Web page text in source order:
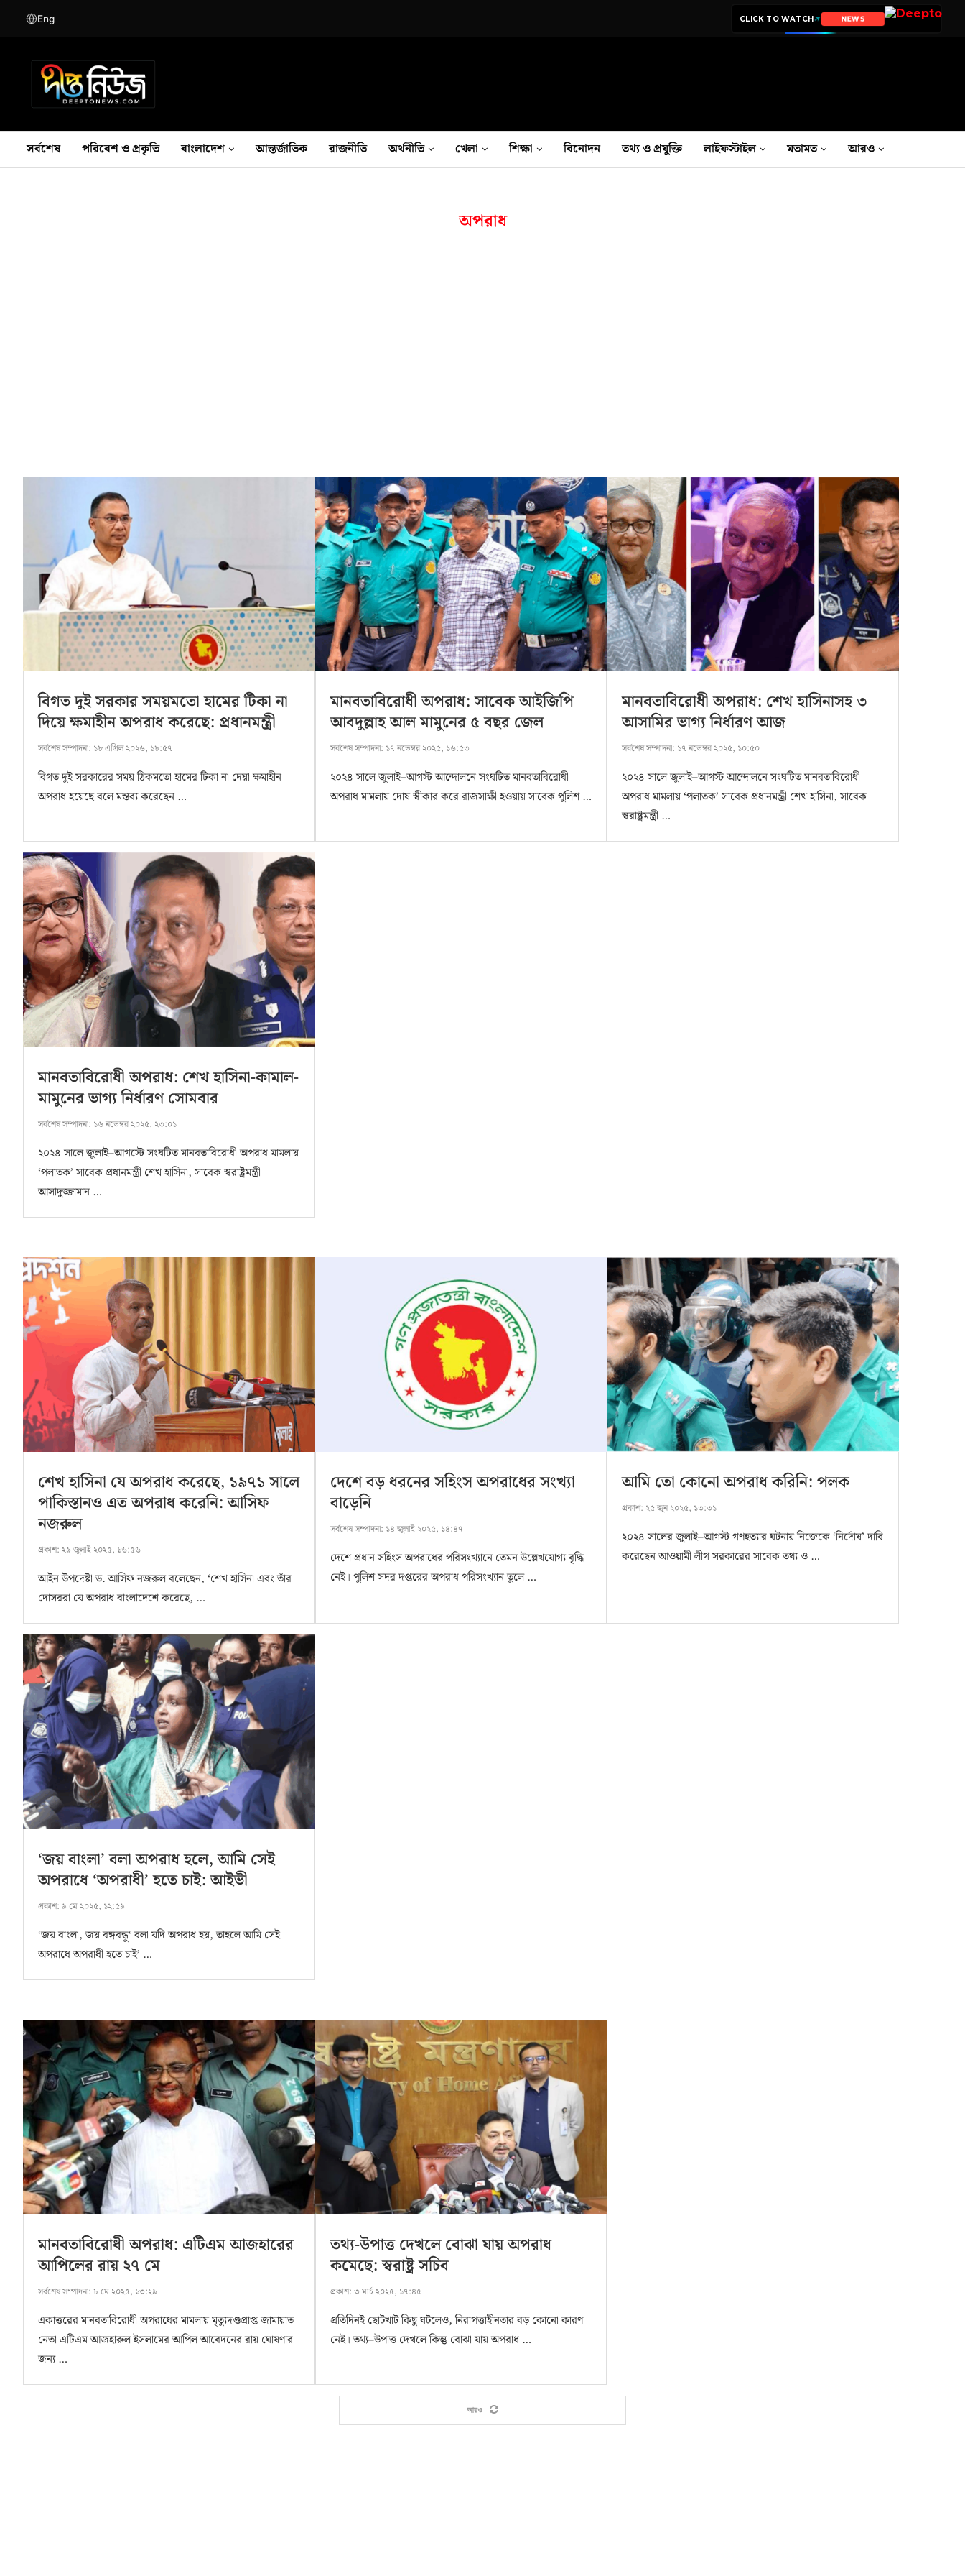
Eng CLICK TO WATCH FILMS
NEWS
সর্বশেষ পরিবেশ ও প্রকৃতি বাংলাদেশ আন্তর্জাতিক রাজনীতি অর্থনীতি খেলা শিক্ষা বিনোদন তথ‍্য ও প্রযুক্তি লাইফস্টাইল মতামত আরও
অপরাধ
বিগত দুই সরকার সময়মতো হামের টিকা না
দিয়ে ক্ষমাহীন অপরাধ করেছে: প্রধানমন্ত্রী
সর্বশেষ সম্পাদনা: ১৮ এপ্রিল ২০২৬, ১৮:৫৭
বিগত দুই সরকারের সময় ঠিকমতো হামের টিকা না দেয়া ক্ষমাহীন
অপরাধ হয়েছে বলে মন্তব্য করেছেন …
মানবতাবিরোধী অপরাধ: সাবেক আইজিপি
আবদুল্লাহ আল মামুনের ৫ বছর জেল
সর্বশেষ সম্পাদনা: ১৭ নভেম্বর ২০২৫, ১৬:৫৩
২০২৪ সালে জুলাই–আগস্ট আন্দোলনে সংঘটিত মানবতাবিরোধী
অপরাধ মামলায় দোষ স্বীকার করে রাজসাক্ষী হওয়ায় সাবেক পুলিশ …
মানবতাবিরোধী অপরাধ: শেখ হাসিনাসহ ৩
আসামির ভাগ্য নির্ধারণ আজ
সর্বশেষ সম্পাদনা: ১৭ নভেম্বর ২০২৫, ১০:৫০
২০২৪ সালে জুলাই–আগস্ট আন্দোলনে সংঘটিত মানবতাবিরোধী
অপরাধ মামলায় ‘পলাতক’ সাবেক প্রধানমন্ত্রী শেখ হাসিনা, সাবেক
স্বরাষ্ট্রমন্ত্রী …
মানবতাবিরোধী অপরাধ: শেখ হাসিনা-কামাল-
মামুনের ভাগ্য নির্ধারণ সোমবার
সর্বশেষ সম্পাদনা: ১৬ নভেম্বর ২০২৫, ২৩:০১
২০২৪ সালে জুলাই–আগস্টে সংঘটিত মানবতাবিরোধী অপরাধ মামলায়
‘পলাতক’ সাবেক প্রধানমন্ত্রী শেখ হাসিনা, সাবেক স্বরাষ্ট্রমন্ত্রী
আসাদুজ্জামান …
শেখ হাসিনা যে অপরাধ করেছে, ১৯৭১ সালে
পাকিস্তানও এত অপরাধ করেনি: আসিফ
নজরুল
প্রকাশ: ২৯ জুলাই ২০২৫, ১৬:৫৬
আইন উপদেষ্টা ড. আসিফ নজরুল বলেছেন, ‘শেখ হাসিনা এবং তাঁর
দোসররা যে অপরাধ বাংলাদেশে করেছে, …
দেশে বড় ধরনের সহিংস অপরাধের সংখ্যা
বাড়েনি
সর্বশেষ সম্পাদনা: ১৪ জুলাই ২০২৫, ১৪:৪৭
দেশে প্রধান সহিংস অপরাধের পরিসংখ্যানে তেমন উল্লেখযোগ্য বৃদ্ধি
নেই। পুলিশ সদর দপ্তরের অপরাধ পরিসংখ্যান তুলে …
আমি তো কোনো অপরাধ করিনি: পলক
প্রকাশ: ২৫ জুন ২০২৫, ১৩:৩১
২০২৪ সালের জুলাই–আগস্ট গণহত্যার ঘটনায় নিজেকে ‘নির্দোষ’ দাবি
করেছেন আওয়ামী লীগ সরকারের সাবেক তথ্য ও …
‘জয় বাংলা’ বলা অপরাধ হলে, আমি সেই
অপরাধে ‘অপরাধী’ হতে চাই: আইভী
প্রকাশ: ৯ মে ২০২৫, ১২:৫৯
‘জয় বাংলা, জয় বঙ্গবন্ধু‘ বলা যদি অপরাধ হয়, তাহলে আমি সেই
অপরাধে অপরাধী হতে চাই’ …
মানবতাবিরোধী অপরাধ: এটিএম আজহারের
আপিলের রায় ২৭ মে
সর্বশেষ সম্পাদনা: ৮ মে ২০২৫, ১৩:২৯
একাত্তরের মানবতাবিরোধী অপরাধের মামলায় মৃত্যুদণ্ডপ্রাপ্ত জামায়াত
নেতা এটিএম আজহারুল ইসলামের আপিল আবেদনের রায় ঘোষণার
জন্য …
তথ্য-উপাত্ত দেখলে বোঝা যায় অপরাধ
কমেছে: স্বরাষ্ট্র সচিব
প্রকাশ: ৩ মার্চ ২০২৫, ১৭:৪৫
প্রতিদিনই ছোটখাট কিছু ঘটলেও, নিরাপত্তাহীনতার বড় কোনো কারণ
নেই। তথ্য–উপাত্ত দেখলে কিন্তু বোঝা যায় অপরাধ …
আরও